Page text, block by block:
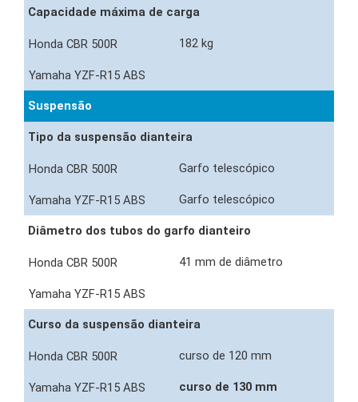
Capacidade máxima de carga
182 kg
Suspensão
Tipo da suspensão dianteira
Garfo telescópico
Garfo telescópico
Diâmetro dos tubos do garfo dianteiro
41 mm de diâmetro
Curso da suspensão dianteira
curso de 120 mm
curso de 130 mm